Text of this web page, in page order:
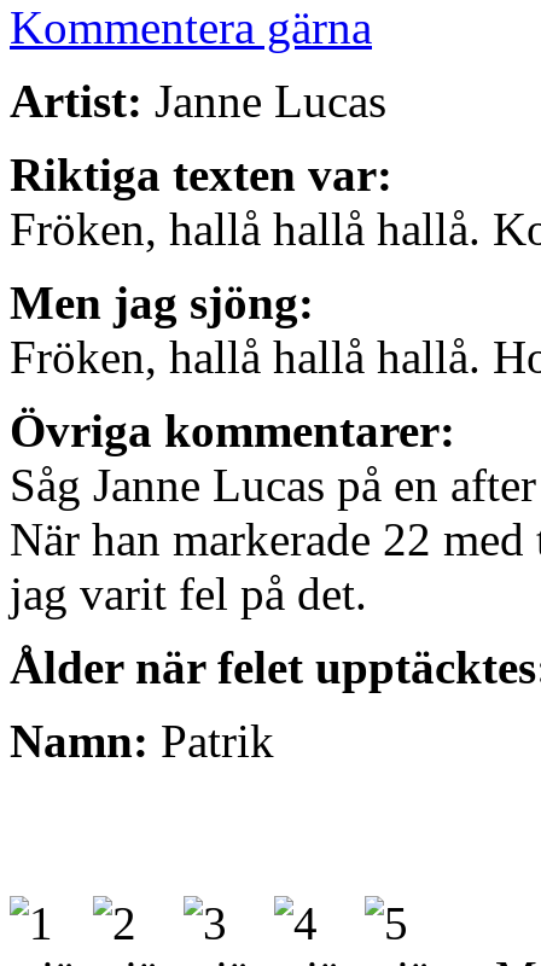
Kommentera gärna
Artist: Janne Lucas
Riktiga texten var:
Fröken, hallå hallå hallå.
Men jag sjöng:
Fröken, hallå hallå hallå.
Övriga kommentarer:
Såg Janne Lucas på en
När han markerade 22
jag varit fel på det.
Ålder när felet
Namn: Patrik